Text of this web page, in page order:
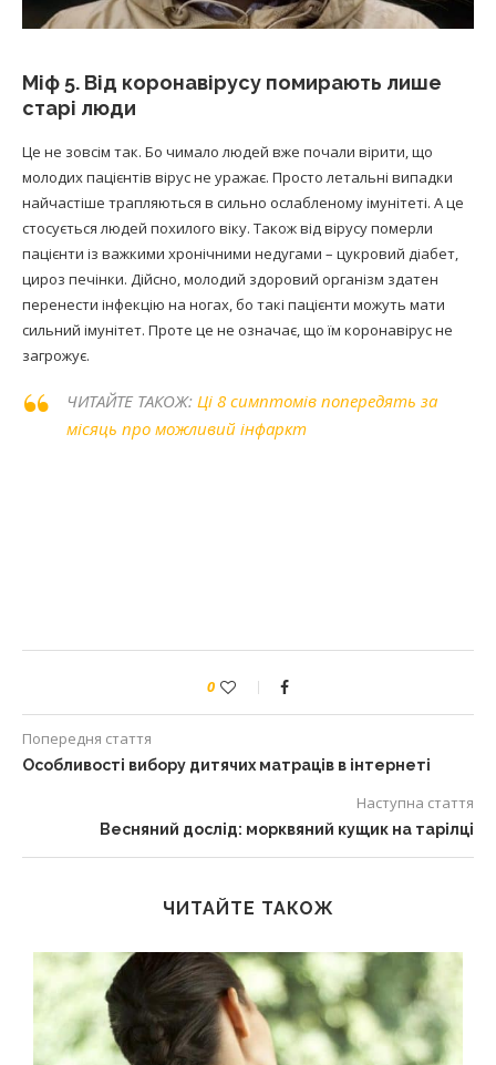
Міф 5. Від коронавірусу помирають лише
старі люди
Це не зовсім так. Бо чимало людей вже почали вірити, що
молодих пацієнтів вірус не уражає. Просто летальні випадки
найчастіше трапляються в сильно ослабленому імунітеті. А це
стосується людей похилого віку. Також від вірусу померли
пацієнти із важкими хронічними недугами – цукровий діабет,
цироз печінки. Дійсно, молодий здоровий організм здатен
перенести інфекцію на ногах, бо такі пацієнти можуть мати
сильний імунітет. Проте це не означає, що їм коронавірус не
загрожує.
ЧИТАЙТЕ ТАКОЖ: Ці 8 симптомів попередять за
місяць про можливий інфаркт
0
Попередня стаття
Особливості вибору дитячих матраців в інтернеті
Наступна стаття
Весняний дослід: морквяний кущик на тарілці
ЧИТАЙТЕ ТАКОЖ